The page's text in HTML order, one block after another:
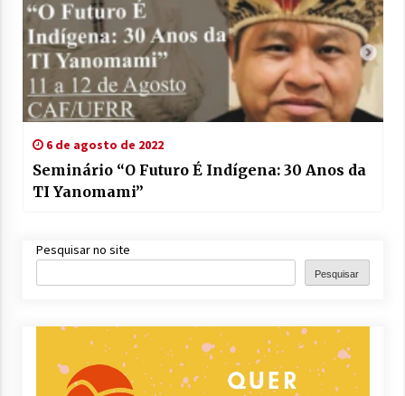
6 de agosto de 2022
Seminário “O Futuro É Indígena: 30 Anos da
TI Yanomami”
Pesquisar no site
Pesquisar